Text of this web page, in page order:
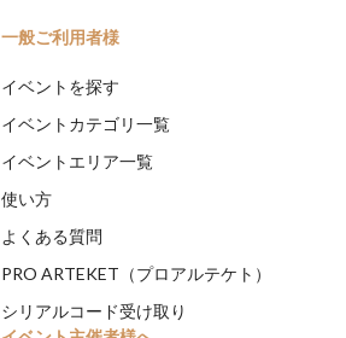
一般ご利用者様
イベントを探す
イベントカテゴリ一覧
イベントエリア一覧
使い方
よくある質問
PRO ARTEKET（プロアルテケト）
シリアルコード受け取り